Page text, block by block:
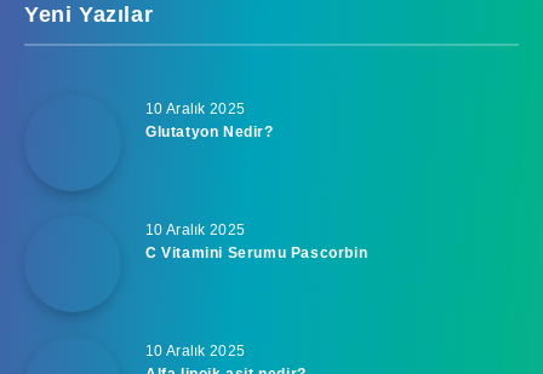
Yeni Yazılar
10 Aralık 2025
Glutatyon Nedir?
10 Aralık 2025
C Vitamini Serumu Pascorbin
10 Aralık 2025